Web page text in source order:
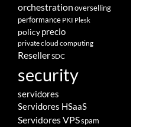
orchestrationoverselling
performance PKI Plesk
policyprecio
private cloud computing
ResellerSDC
security
servidores
Servidores HSaaS
Servidores VPSspam